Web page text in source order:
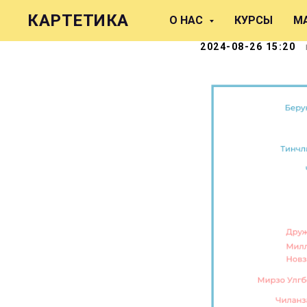
КАРТЕТИКА О НАС КУРСЫ
Делаем
2024-08-26 15:20